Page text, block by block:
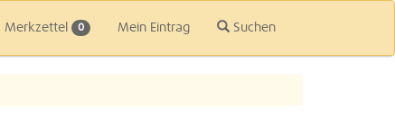
Merkzettel 0 Mein Eintrag Suchen